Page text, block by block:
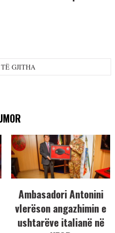
GJITHA
Ambasadori Antonini
vlerëson angazhimin e
ushtarëve italianë në